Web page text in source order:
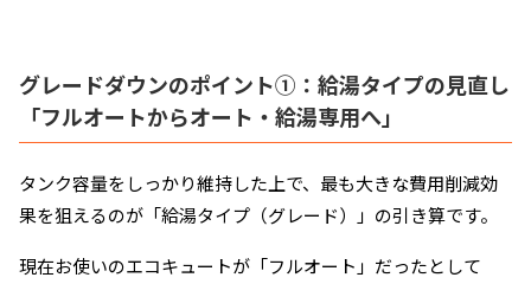
グレードダウンのポイント①：給湯タイプの見直し
「フルオートからオート・給湯専用へ」
タンク容量をしっかり維持した上で、最も大きな費用削減効
果を狙えるのが「給湯タイプ（グレード）」の引き算です。
現在お使いのエコキュートが「フルオート」だったとして